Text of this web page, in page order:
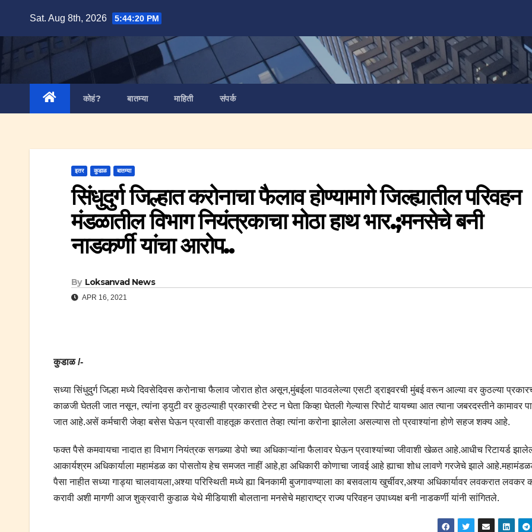
content
Sat. Aug 8th, 2026 5:44:21 PM
कोहं? बातम्या माहिती संपर्क
इतर कुडाळ बातम्या
सिंधुदुर्ग जिल्हात करोनाचा फैलाव होण्यामागे जिल्ह्यातील परिवहन
मंडळातील विभाग नियंत्रकाचा मोठा हाथ भार.;मनसेचे बनी
नाडकर्णी यांचा आरोप..
By Loksanvad News
APR 16, 2021
कुडाळ /-
सध्या सिंधुदुर्ग जिल्हा मध्ये दिवसेदिवस करोनाचा फैलाव जोरात होत असून,मुंबईला पाठवलेल्या एसटी ड्राइवरची मुंबई वरून आल्या वर कुठल्या
काळजी घेतली जात नसून, त्यांना ड्युटी वर कुठल्याही प्रकारची टेस्ट न घेता किव्हा घेतली गेल्यास रिपोर्ट यायच्या आत त्याना जबरदस्तीने कामावर
जात आहे.असें कर्मचारी जेव्हा बसेस घेऊन प्रवासी वाहतूक करतात तेव्हा त्यांना करोना झालेला असल्यास तो प्रवाश्यांना होणे सहज शक्य आहे.
फक्त पैसे कमवायचा नादात हा विभाग नियंत्रक सगळ्या डेपो च्या अधिकाऱ्यांना फैलावर घेऊन प्रवाश्यांच्या जीवाशी खेळत आहे.आधीच रिटायर्ड
आकार्यश्रम अधिकार्याला महामंडळ का पोसतोय हेच समजत नाहीं आहे,हा अधिकारी कोणाचा जावई आहे ह्याचा शोध लावणे गरजेचे झाले
पैसा नाहीत सध्या गाड्या चालवायला,अश्या परिस्थिती मध्ये ह्या बिनकामी बुजगावण्याला का बसवलाय खुर्चीवर,अश्या अधिकार्यावर लवकरात लवकर
करावी अशी मागणी आज शुक्रवारी कुडाळ येथे मीडियाशी बोलताना मनसेचे महाराष्ट्र राज्य परिवहन उपाध्यक्ष बनी नाडकर्णी यांनी सांगितले.